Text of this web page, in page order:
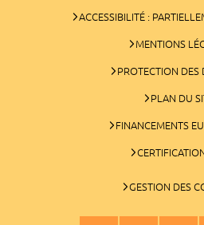
ACCESSIBILITÉ :
MENTIONS
PROTECTION DES
PLAN DU
FINANCEMENTS
GESTION DES